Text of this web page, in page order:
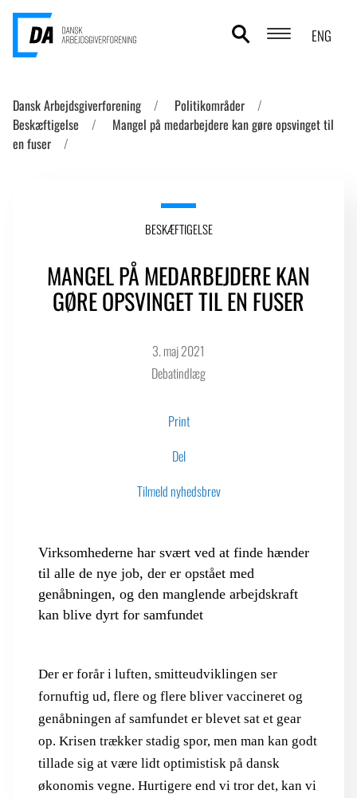
ENG
ANALYSER
KONTAKT OG PRESSE
Dansk Arbejdsgiverforening
Politikområder
Beskæftigelse
Mangel på medarbejdere kan gøre opsvinget til
en fuser
BESKÆFTIGELSE
MANGEL PÅ MEDARBEJDERE KAN
GØRE OPSVINGET TIL EN FUSER
3. maj 2021
Debatindlæg
Print
Del
Tilmeld nyhedsbrev
Virksomhederne har svært ved at finde hænder
til alle de nye job, der er opstået med
genåbningen, og den manglende arbejdskraft
kan blive dyrt for samfundet
Der er forår i luften, smitteudviklingen ser
fornuftig ud, flere og flere bliver vaccineret og
genåbningen af samfundet er blevet sat et gear
op. Krisen trækker stadig spor, men man kan godt
tillade sig at være lidt optimistisk på dansk
økonomis vegne. Hurtigere end vi tror det, kan vi